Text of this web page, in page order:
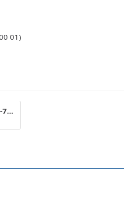
01)
_RICOHJPN-D00-01_DVDR PX-760A _Mar 18 2008 20h38m55s583ms_2x.png